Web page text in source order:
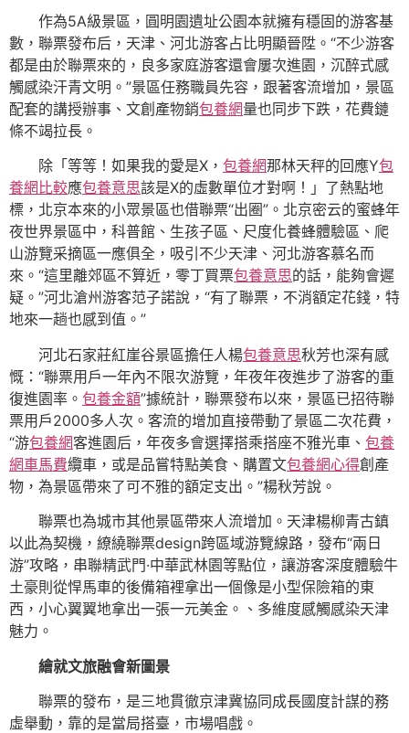
作為5A級景區，圓明園遺址公園本就擁有穩固的游客基
數，聯票發布后，天津、河北游客占比明顯晉陞。“不少游客
都是由於聯票來的，良多家庭游客還會屢次進園，沉醉式感
觸感染汗青文明。”景區任務職員先容，跟著客流增加，景區
配套的講授辦事、文創產物銷包養網量也同步下跌，花費鏈
條不竭拉長。
除「等等！如果我的愛是X， 包養網那林天秤的回應Y包
養網比較應包養意思該是X的虛數單位才對啊！」了熱點地
標，北京本來的小眾景區也借聯票“出圈”。北京密云的蜜蜂年
夜世界景區中，科普館、生孩子區、尺度化養蜂體驗區、爬
山游覽采摘區一應俱全，吸引不少天津、河北游客慕名而
來。“這里離郊區不算近，零丁買票包養意思的話，能夠會遲
疑。”河北滄州游客范子諾說，“有了聯票，不消額定花錢，特
地來一趟也感到值。”
河北石家莊紅崖谷景區擔任人楊包養意思秋芳也深有感
慨：“聯票用戶一年內不限次游覽，年夜年夜進步了游客的重
復進園率。 包養金額”據統計，聯票發布以來，景區已招待聯
票用戶2000多人次。客流的增加直接帶動了景區二次花費，
“游包養網客進園后，年夜多會選擇搭乘搭座不雅光車、 包養
網車馬費纜車，或是品嘗特點美食、購置文包養網心得創產
物，為景區帶來了可不雅的額定支出。”楊秋芳說。
聯票也為城市其他景區帶來人流增加。天津楊柳青古鎮
以此為契機，繚繞聯票design跨區域游覽線路，發布“兩日
游”攻略，串聯精武門·中華武林園等點位，讓游客深度體驗牛
土豪則從悍馬車的後備箱裡拿出一個像是小型保險箱的東
西，小心翼翼地拿出一張一元美金。、多維度感觸感染天津
魅力。
繪就文旅融會新圖景
聯票的發布，是三地貫徹京津冀協同成長國度計謀的務
虛舉動，靠的是當局搭臺，市場唱戲。